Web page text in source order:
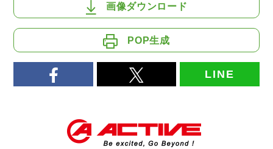
画像ダウンロード
POP生成
LINE